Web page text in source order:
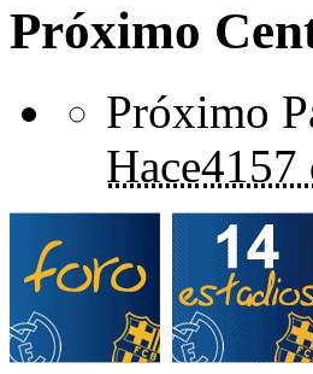
Próximo
Próximo
Hace4157